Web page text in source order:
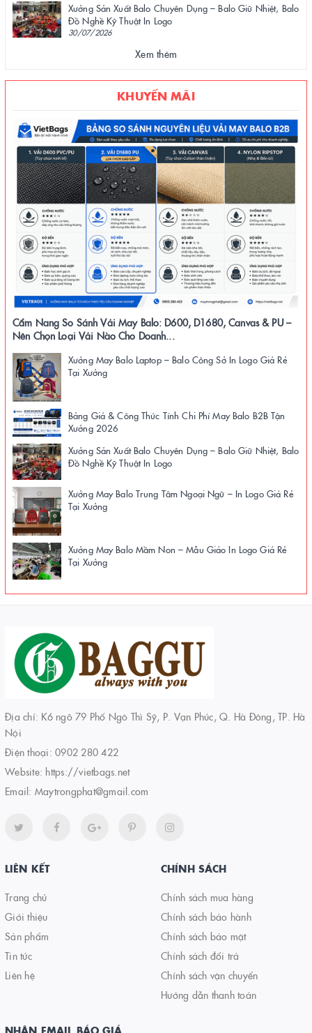
Xưởng Sản Xuất Balo Chuyên Dụng – Balo Giữ Nhiệt, Balo
Đồ Nghề Kỹ Thuật In Logo
30/07/2026
Xem thêm
KHUYẾN MÃI
Cẩm Nang So Sánh Vải May Balo: D600, D1680, Canvas & PU –
Nên Chọn Loại Vải Nào Cho Doanh...
Xưởng May Balo Laptop – Balo Công Sở In Logo Giá Rẻ
Tại Xưởng
Bảng Giá & Công Thức Tính Chi Phí May Balo B2B Tận
Xưởng 2026
Xưởng Sản Xuất Balo Chuyên Dụng – Balo Giữ Nhiệt, Balo
Đồ Nghề Kỹ Thuật In Logo
Xưởng May Balo Trung Tâm Ngoại Ngữ – In Logo Giá Rẻ
Tại Xưởng
Xưởng May Balo Mầm Non – Mẫu Giáo In Logo Giá Rẻ
Tại Xưởng
Địa chỉ: K6 ngõ 79 Phố Ngô Thì Sỹ, P. Vạn Phúc, Q. Hà Đông, TP. Hà
Nội
Điện thoại: 0902 280 422
Website: https://vietbags.net
Email: Maytrongphat@gmail.com
LIÊN KẾT
Trang chủ
Giới thiệu
Sản phẩm
Tin tức
Liên hệ
CHÍNH SÁCH
Chính sách mua hàng
Chính sách bảo hành
Chính sách bảo mật
Chính sách đổi trả
Chính sách vận chuyển
Hướng dẫn thanh toán
NHẬN EMAIL BÁO GIÁ